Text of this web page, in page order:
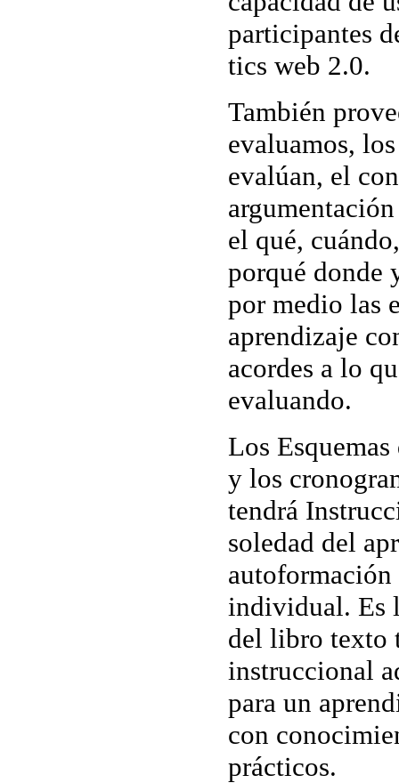
participantes
tics web 2.0.
También
evaluamos,
evalúan, el
el qué,
porqué donde
por medio las
aprendizaje
acordes a lo
evaluando.
Los
y los
tendrá
soledad del
individual. Es
del libro texto
instruccional
para un
con
prácticos.